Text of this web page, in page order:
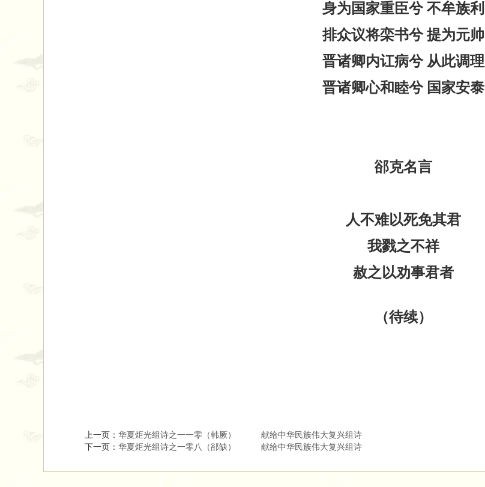
身为国家重臣兮 不牟族利
排众议将栾书兮 提为元帅
晋诸卿内讧病兮 从此调理
晋诸卿心和睦兮 国家安泰
郤克名言
人不难以死免其君
我戮之不祥
赦之以劝事君者
（待续）
上一页： 华夏炬光组诗之一一零（韩厥） 献给中华民族伟大复兴组诗
下一页： 华夏炬光组诗之一零八（郤缺） 献给中华民族伟大复兴组诗